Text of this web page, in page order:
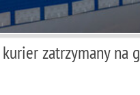
kurier zatrzymany na